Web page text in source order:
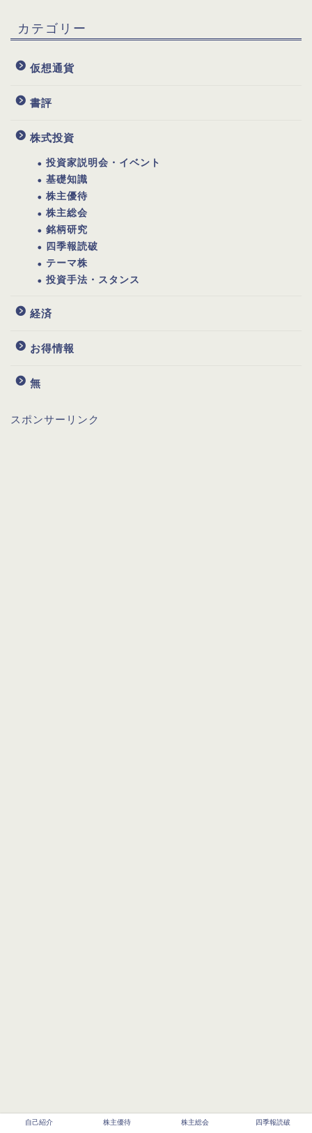
カテゴリー
仮想通貨
書評
株式投資
投資家説明会・イベント
基礎知識
株主優待
株主総会
銘柄研究
四季報読破
テーマ株
投資手法・スタンス
経済
お得情報
無
スポンサーリンク
自己紹介 株主優待 株主総会 四季報読破